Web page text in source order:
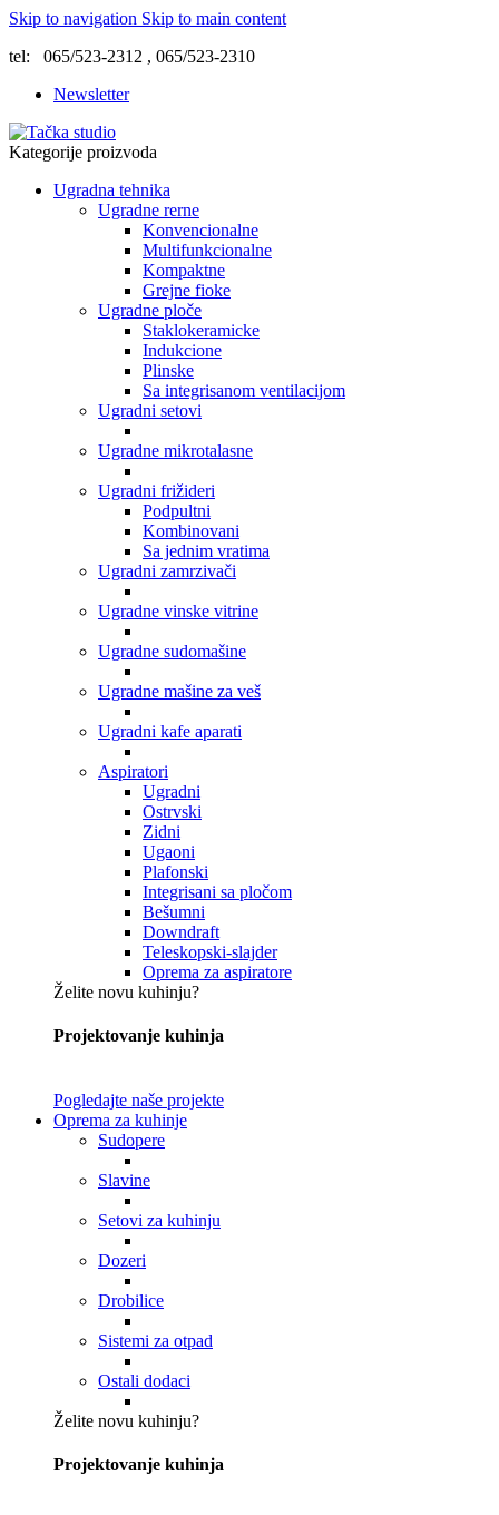
Skip to navigation Skip to main content
tel: 065/523-2312 , 065/523-2310
Newsletter
Kategorije proizvoda
Ugradna tehnika
Ugradne rerne
Konvencionalne
Multifunkcionalne
Kompaktne
Grejne fioke
Ugradne ploče
Staklokeramicke
Indukcione
Plinske
Sa integrisanom ventilacijom
Ugradni setovi
Ugradne mikrotalasne
Ugradni frižideri
Podpultni
Kombinovani
Sa jednim vratima
Ugradni zamrzivači
Ugradne vinske vitrine
Ugradne sudomašine
Ugradne mašine za veš
Ugradni kafe aparati
Aspiratori
Ugradni
Ostrvski
Zidni
Ugaoni
Plafonski
Integrisani sa pločom
Bešumni
Downdraft
Teleskopski-slajder
Oprema za aspiratore
Želite novu kuhinju?
Projektovanje kuhinja
Pogledajte naše projekte
Oprema za kuhinje
Sudopere
Slavine
Setovi za kuhinju
Dozeri
Drobilice
Sistemi za otpad
Ostali dodaci
Želite novu kuhinju?
Projektovanje kuhinja